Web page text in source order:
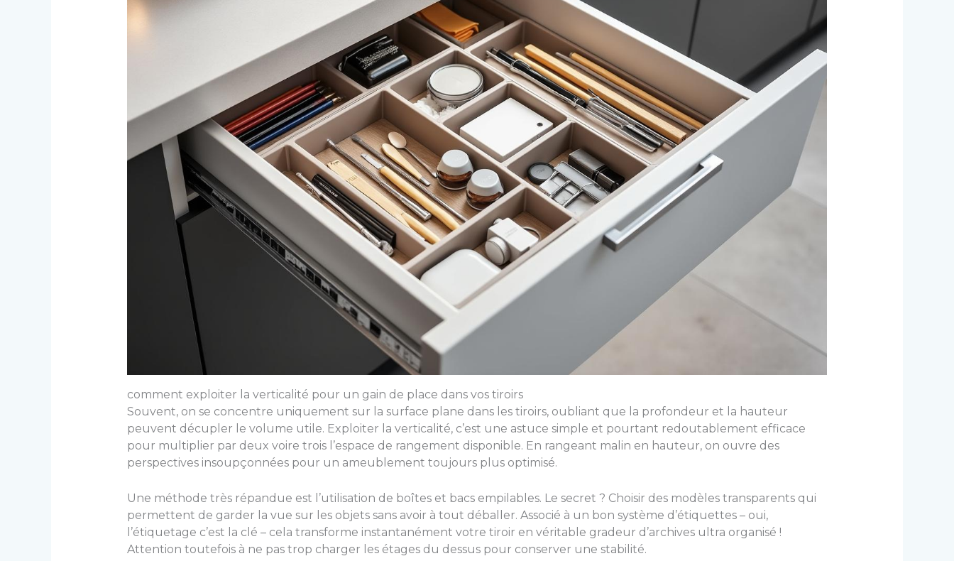
comment exploiter la verticalité pour un gain de place dans vos tiroirs
Souvent, on se concentre uniquement sur la surface plane dans les tiroirs, oubliant que la profondeur et la hauteur
peuvent décupler le volume utile. Exploiter la verticalité, c’est une astuce simple et pourtant redoutablement efficace
pour multiplier par deux voire trois l’espace de rangement disponible. En rangeant malin en hauteur, on ouvre des
perspectives insoupçonnées pour un ameublement toujours plus optimisé.
Une méthode très répandue est l’utilisation de boîtes et bacs empilables. Le secret ? Choisir des modèles transparents qui
permettent de garder la vue sur les objets sans avoir à tout déballer. Associé à un bon système d’étiquettes – oui,
l’étiquetage c’est la clé – cela transforme instantanément votre tiroir en véritable gradeur d’archives ultra organisé !
Attention toutefois à ne pas trop charger les étages du dessus pour conserver une stabilité.